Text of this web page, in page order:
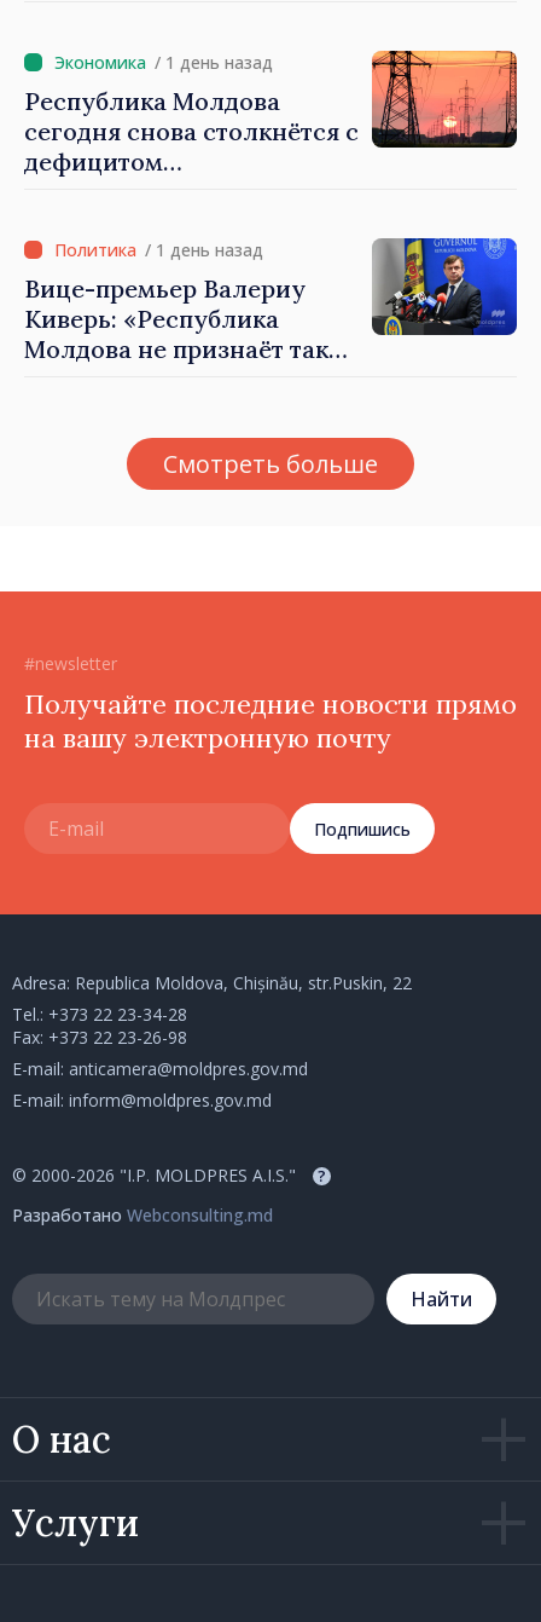
/ 1 день назад
Республика Молдова
сегодня снова столкнётся с
дефицитом
/ 1 день назад
Вице-премьер Валериу
Киверь: «Республика
Молдова не признаёт так
осуществлённые
тираспольскими властями
Смотреть больше
#newsletter
Получайте последние новости прямо
на вашу электронную почту
Подпишись
О нас
Услуги
Adresa: Republica Moldova, Chișinău, str.Puskin, 22
Tel.: +373 22 23-34-28
Fax: +373 22 23-26-98
E-mail: anticamera@moldpres.gov.md
E-mail: inform@moldpres.gov.md
© 2000-2026 "I.P. MOLDPRES A.I.S." ?
Разработано Webconsulting.md
Hайти